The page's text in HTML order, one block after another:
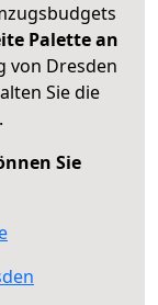
Palette an
von Dresden
Sie die
Sie